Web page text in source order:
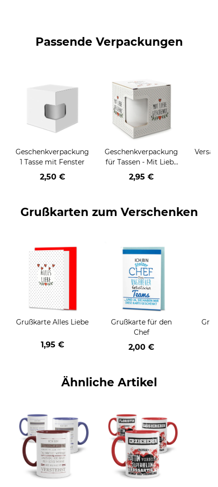
Passende Verpackungen
Geschenkverpackung
1 Tasse mit Fenster
2,50 €
Geschenkverpackung
für Tassen - Mit Liebe
geschenkt
2,95 €
Grußkarten zum Verschenken
Grußkarte Alles Liebe
1,95 €
Grußkarte für den
Chef
2,00 €
Ähnliche Artikel